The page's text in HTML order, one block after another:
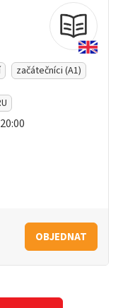
začátečníci (A1)
OBJEDNAT